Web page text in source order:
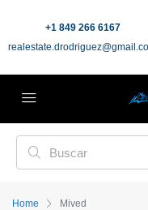
+1 849 266 6167
Home Mived